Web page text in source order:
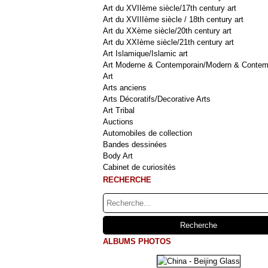
Art du XVIIème siècle/17th century art
Art du XVIIIème siècle / 18th century art
Art du XXème siècle/20th century art
Art du XXIème siècle/21th century art
Art Islamique/Islamic art
Art Moderne & Contemporain/Modern &
Art
Arts anciens
Arts Décoratifs/Decorative Arts
Art Tribal
Auctions
Automobiles de collection
Bandes dessinées
Body Art
Cabinet de curiosités
RECHERCHE
ALBUMS PHOTOS